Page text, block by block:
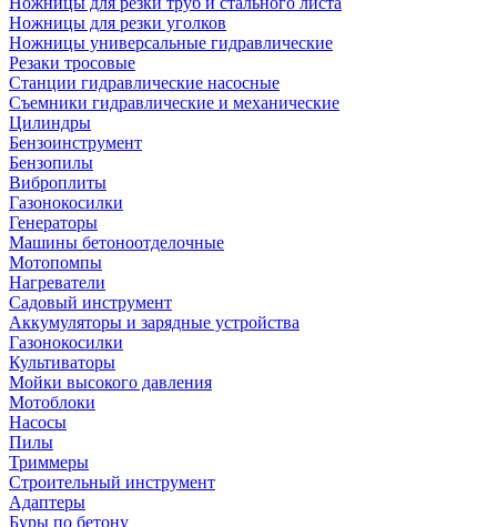
Ножницы для резки уголков
Ножницы универсальные гидравлические
Резаки тросовые
Станции гидравлические насосные
Съемники гидравлические и механические
Цилиндры
Бензоинструмент
Бензопилы
Виброплиты
Газонокосилки
Генераторы
Машины бетоноотделочные
Мотопомпы
Нагреватели
Садовый инструмент
Аккумуляторы и зарядные устройства
Газонокосилки
Культиваторы
Мойки высокого давления
Мотоблоки
Насосы
Пилы
Триммеры
Строительный инструмент
Адаптеры
Буры по бетону